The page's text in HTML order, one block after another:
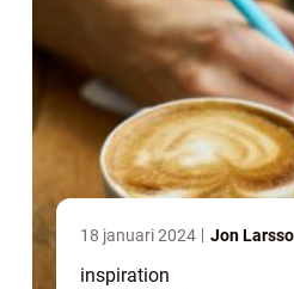
18 januari 2024 Jon
inspiration